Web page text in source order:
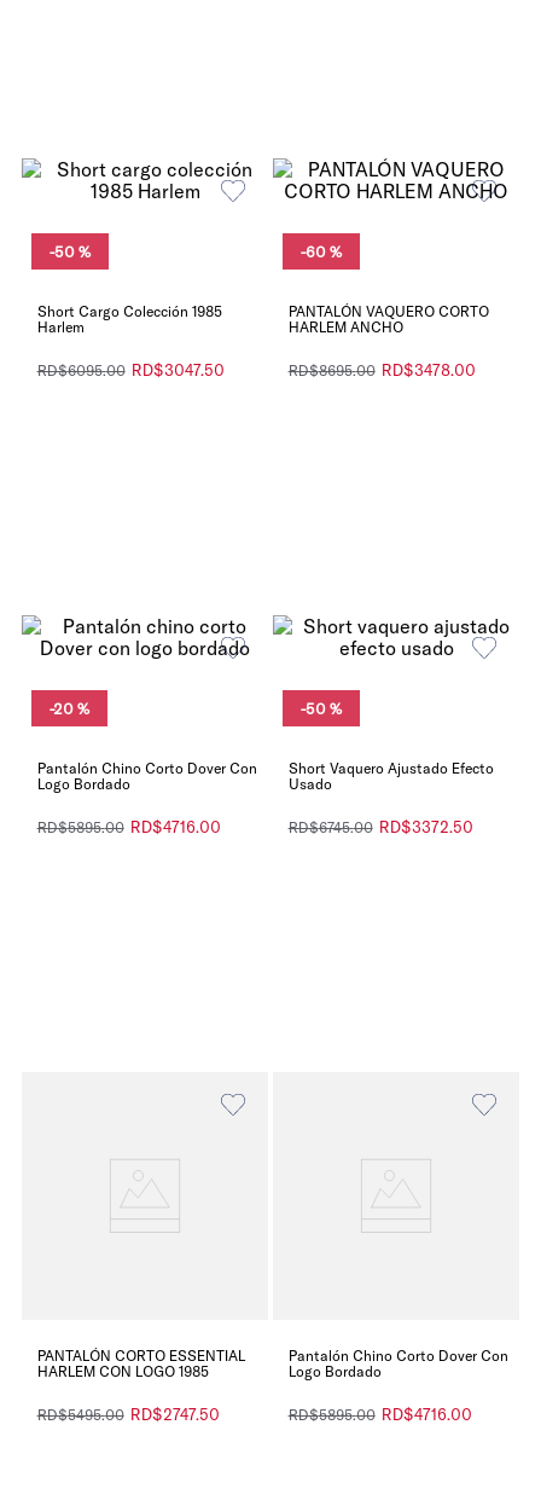
-50 %
Short Cargo Colección 1985
Harlem
RD$3047.50
RD$6095.00
-60 %
PANTALÓN VAQUERO CORTO
HARLEM ANCHO
RD$3478.00
RD$8695.00
-20 %
Pantalón Chino Corto Dover Con
Logo Bordado
RD$4716.00
RD$5895.00
-50 %
Short Vaquero Ajustado Efecto
Usado
RD$3372.50
RD$6745.00
PANTALÓN CORTO ESSENTIAL
HARLEM CON LOGO 1985
RD$2747.50
RD$5495.00
Pantalón Chino Corto Dover Con
Logo Bordado
RD$4716.00
RD$5895.00